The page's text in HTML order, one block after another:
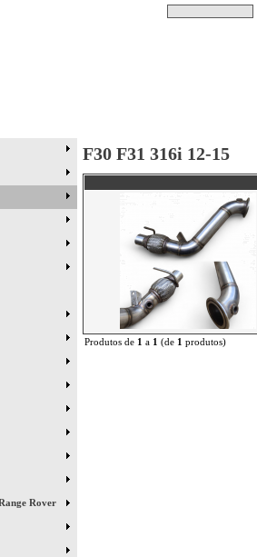
Rover
F30 F31 316i 12-15
Produtos de 1 a 1 (de 1 produtos)